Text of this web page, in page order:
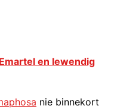
en lewendig
nie binnekort